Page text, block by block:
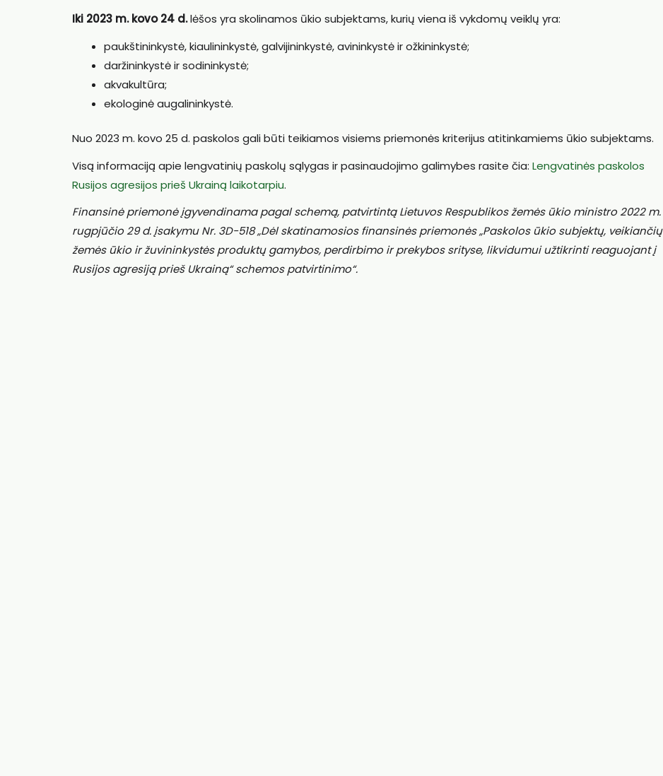
Iki 2023 m. kovo 24 d.lėšos yra skolinamos ūkio subjektams, kurių viena iš vykdomų veiklų yra:
paukštininkystė, kiaulininkystė, galvijininkystė, avininkystė ir ožkininkystė;
daržininkystė ir sodininkystė;
akvakultūra;
ekologinė augalininkystė.
Nuo 2023 m. kovo 25 d. paskolos gali būti teikiamos visiems priemonės kriterijus atitinkamiems ūkio subjektams.
Visą informaciją apie lengvatinių paskolų sąlygas ir pasinaudojimo galimybes rasite čia: Lengvatinės paskolos
Rusijos agresijos prieš Ukrainą laikotarpiu.
Finansinė priemonė įgyvendinama pagal schemą, patvirtintą Lietuvos Respublikos žemės ūkio ministro 2022 m.
rugpjūčio 29 d. įsakymu Nr. 3D-518 „Dėl skatinamosios finansinės priemonės „Paskolos ūkio subjektų, veikiančių
žemės ūkio ir žuvininkystės produktų gamybos, perdirbimo ir prekybos srityse, likvidumui užtikrinti reaguojant į
Rusijos agresiją prieš Ukrainą“ schemos patvirtinimo“.